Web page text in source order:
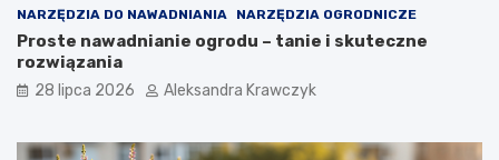
NARZĘDZIA DO NAWADNIANIA NARZĘDZIA OGRODNICZE
Proste nawadnianie ogrodu – tanie i skuteczne
rozwiązania
28 lipca 2026 Aleksandra Krawczyk